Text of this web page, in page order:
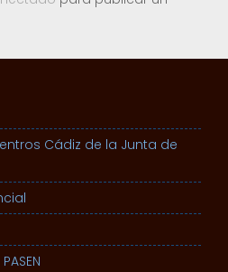
Cádiz de la Junta de